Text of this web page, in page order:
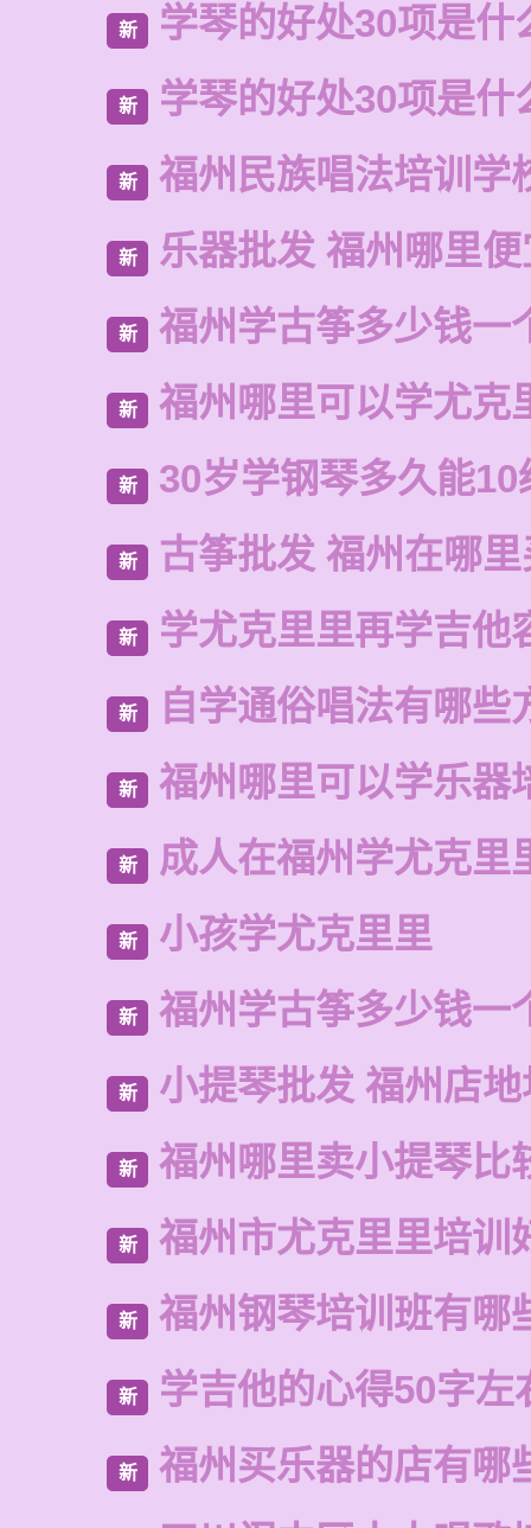
新 学琴的好处30项是什
新 学琴的好处30项是什
新 福州民族唱法培训学
新 乐器批发 福州哪里
新 福州学古筝多少钱一
新 福州哪里可以学尤克
新 30岁学钢琴多久能10
新 古筝批发 福州在哪
新 学尤克里里再学吉他
新 自学通俗唱法有哪些
新 福州哪里可以学乐器
新 成人在福州学尤克里
新 小孩学尤克里里
新 福州学古筝多少钱一
新 小提琴批发 福州店地
新 福州哪里卖小提琴比
新 福州市尤克里里培训
新 福州钢琴培训班有哪
新 学吉他的心得50字左
新
福州买乐器的店有哪